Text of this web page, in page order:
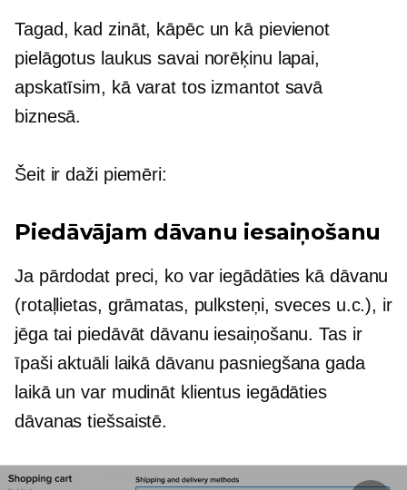
Tagad, kad zināt, kāpēc un kā pievienot
pielāgotus laukus savai norēķinu lapai,
apskatīsim, kā varat tos izmantot savā
biznesā.
Šeit ir daži piemēri:
Piedāvājam dāvanu iesaiņošanu
Ja pārdodat preci, ko var iegādāties kā dāvanu
(rotaļlietas, grāmatas, pulksteņi, sveces u.c.), ir
jēga tai piedāvāt dāvanu iesaiņošanu. Tas ir
īpaši aktuāli laikā dāvanu pasniegšana gada
laikā un var mudināt klientus iegādāties
dāvanas tiešsaistē.